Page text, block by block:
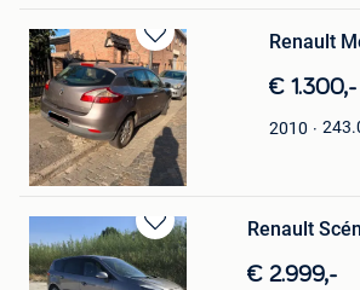
Bewaren
in
Mijn
Favorieten
Renault
€ 1.300,-
2010
Max
Pont-A-Celles
Bewaren
in
Mijn
Renault
€ 2.999,-